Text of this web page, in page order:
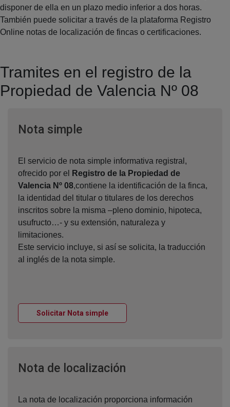
disponer de ella en un plazo medio inferior a dos horas.
También puede solicitar a través de la plataforma Registro
Online notas de localización de fincas o certificaciones.
Tramites en el registro de la
Propiedad de Valencia Nº 08
Nota simpleVentana nueva
El servicio de nota simple informativa registral,
ofrecido por el
Registro de la Propiedad de
Valencia Nº 08,contiene la identificación de la finca,
la identidad del titular o titulares de los derechos
inscritos sobre la misma –pleno dominio, hipoteca,
usufructo…- y su extensión, naturaleza y
limitaciones.
Este servicio incluye, si así se solicita, la traducción
al inglés de la nota simple.
Solicitar Nota simpleVentana nueva
Nota de localización
La nota de localización proporciona información